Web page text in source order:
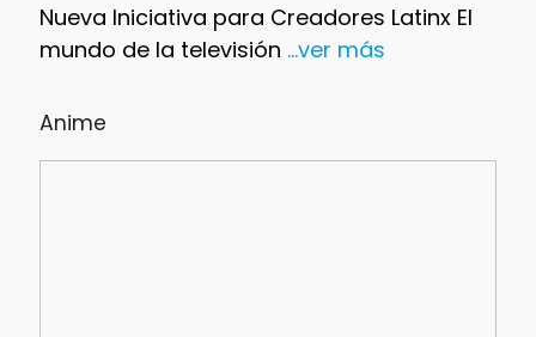
Nueva Iniciativa para Creadores Latinx El
mundo de la televisión ...ver más
Anime